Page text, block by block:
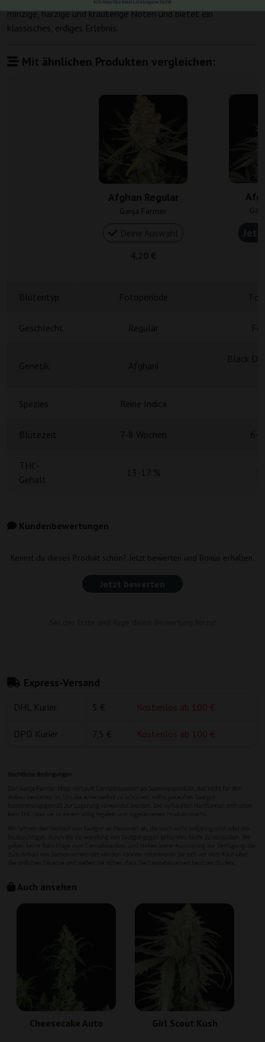
minzige, harzige und kräuterige Noten und bietet ein
klassisches, erdiges Erlebnis.
Mit ähnlichen Produkten vergleichen:
Afghan Regular
Ganja Farmer
Geschlecht Regulär
Spezies Reine Indica
THC-
Gehalt
13-17 %
Kundenbewertungen
Kennst du dieses Produkt schon? Jetzt bewerten und Bonus erhalten.
Jetzt bewerten
Express-Versand
DHL Kurier 5 € Kostenlos ab 100 €
DPD Kurier 7,5 € Kostenlos ab 100 €
Auch ansehen
Cheesecake Auto Girl Scout Kush
Ich möchte kein Gratisgeschenk